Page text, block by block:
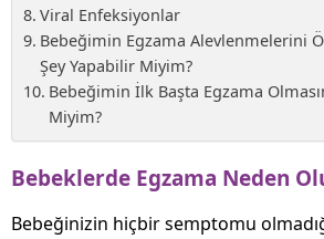
Viral Enfeksiyonlar
Bebeğimin Egzama Alevlenmelerini
Şey Yapabilir Miyim?
Bebeğimin İlk Başta Egzama
Miyim?
Bebeklerde Egzama Neden
Bebeğinizin hiçbir semptomu